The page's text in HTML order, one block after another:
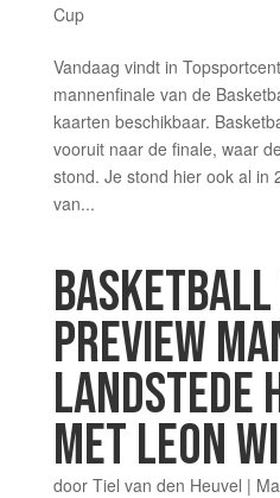
Cup
Vandaag vindt in
mannenfinale van de
kaarten beschikbaar.
vooruit naar de finale, waar
stond. Je stond hier ook al in
van...
PREVIEW
LANDSTEDE
MET LEON
door Tiel van den Heuvel |